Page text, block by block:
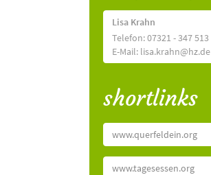
Lisa Krahn
Telefon: 07321 - 347 513
E-Mail: lisa.krahn@hz.de
shortlinks
www.querfeldein.org
www.tagesessen.org